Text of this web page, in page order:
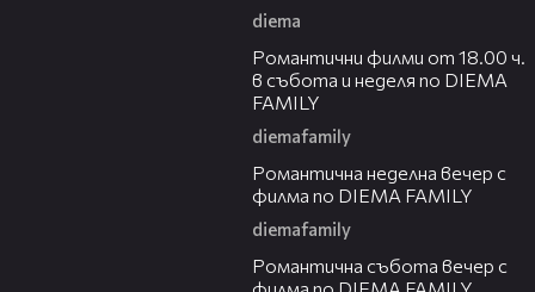
diema
Романтични филми от 18.00 ч.
в събота и неделя по DIEMA
FAMILY
diemafamily
Романтичнa неделна вечер с
филма по DIEMA FAMILY
diemafamily
Романтичнa събота вечер с